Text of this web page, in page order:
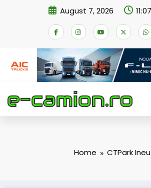
August 7, 2026
Home CTPark Ineu